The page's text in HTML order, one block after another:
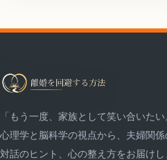
「もう一度、家族として笑い合いたい
心理学と脳科学の視点から、夫婦関係
対話のヒント、心の整え方をお届けし